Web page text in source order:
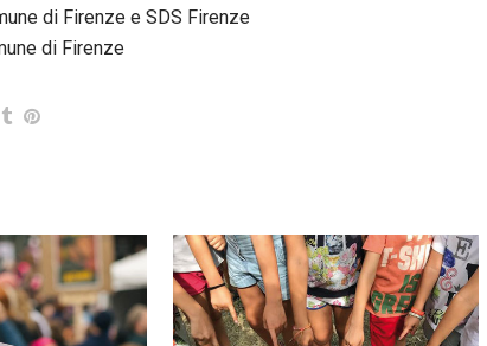
di Firenze e SDS Firenze
di Firenze